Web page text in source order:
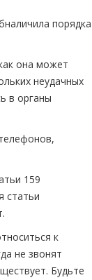
порядка
она может
неудачных
в органы
159
статьи
к
не звонят
Будьте